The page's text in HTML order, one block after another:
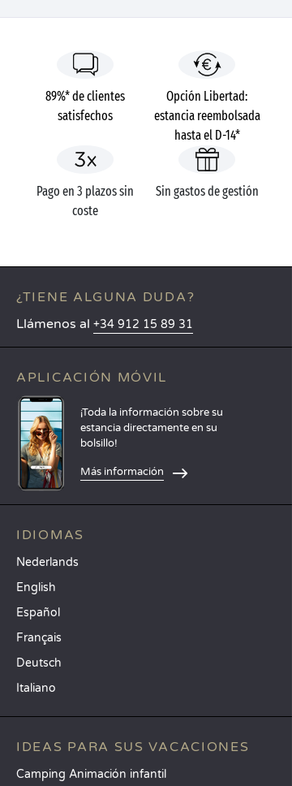
89%* de clientes
satisfechos
Opción Libertad:
estancia reembolsada
hasta el D-14*
Pago en 3 plazos sin
coste
Sin gastos de gestión
¿TIENE ALGUNA DUDA?
Llámenos al +34 912 15 89 31
APLICACIÓN MÓVIL
¡Toda la información sobre su
estancia directamente en su
bolsillo!
Más información
IDIOMAS
Nederlands
English
Español
Français
Deutsch
Italiano
IDEAS PARA SUS VACACIONES
Camping Animación infantil